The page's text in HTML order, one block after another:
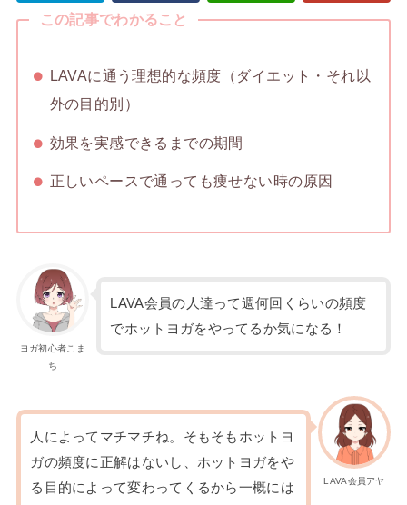
この記事でわかること
LAVAに通う理想的な頻度（ダイエット・それ以
外の目的別）
効果を実感できるまでの期間
正しいペースで通っても痩せない時の原因
ヨガ初心者こま
ち
LAVA会員の人達って週何回くらいの頻度
でホットヨガをやってるか気になる！
LAVA会員アヤ
人によってマチマチね。そもそもホットヨ
ガの頻度に正解はないし、ホットヨガをや
る目的によって変わってくるから一概には